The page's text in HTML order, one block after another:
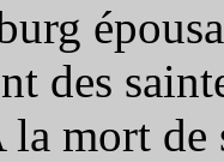
des
la mort